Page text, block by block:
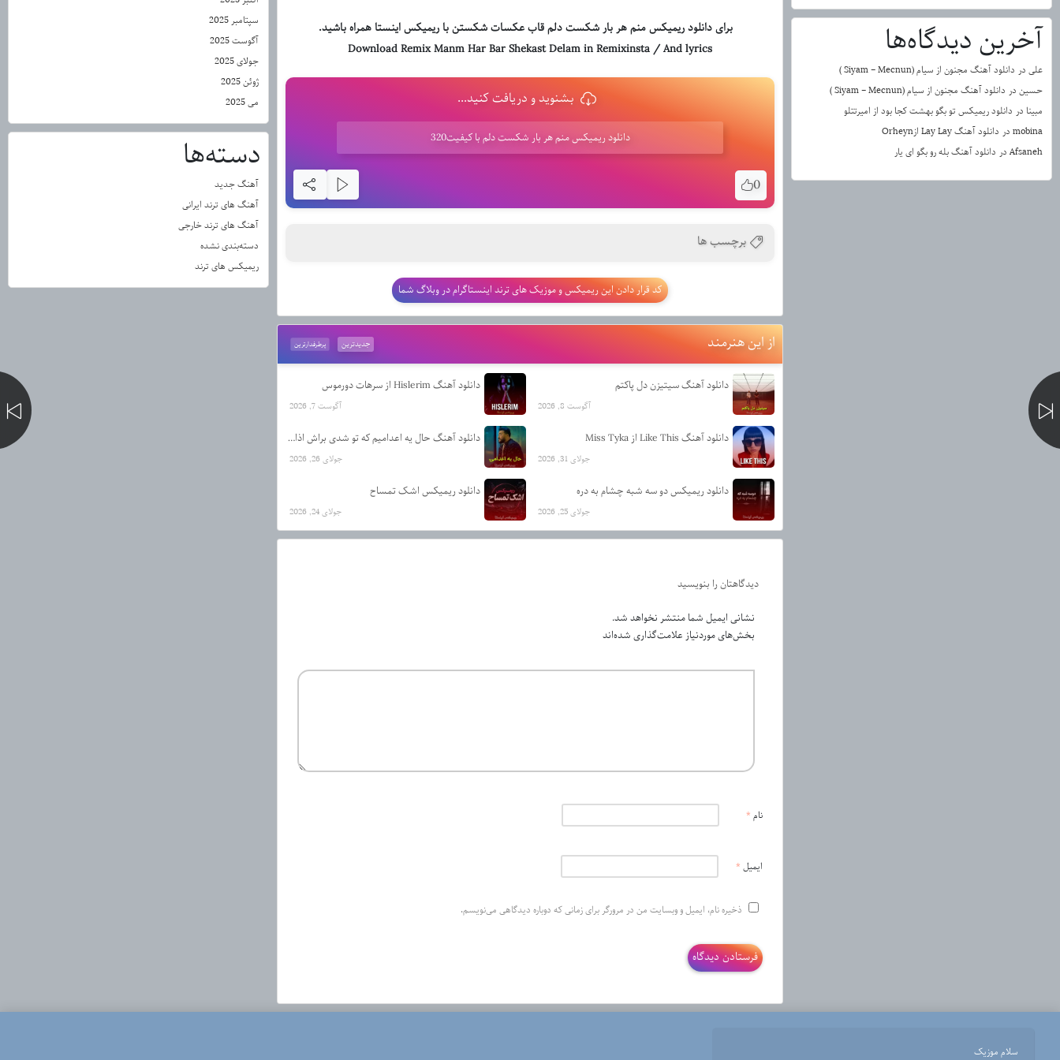
آخرین دیدگاه‌ها
علی در دانلود آهنگ مجنون از سیام (Siyam – Mecnun )
حسین در دانلود آهنگ مجنون از سیام (Siyam – Mecnun )
مبینا در دانلود ریمیکس تو بگو بهشت کجا بود از امیرتتلو
mobina در دانلود آهنگ Lay Lay ازOrheyn
Afsaneh در دانلود آهنگ بله رو بگو ای یار
برای دانلود ریمیکس منم هر بار شکست دلم قاب عکسات شکستن با ریمیکس اینستا همراه باشید.
Download Remix Manm Har Bar Shekast Delam in Remixinsta / And lyrics
بشنوید و دریافت کنید...
دانلود ریمیکس منم هر بار شکست دلم با کیفیت320
0
برچسب ها
کد قرار دادن این ریمیکس و موزیک های ترند اینستاگرام در وبلاگ شما
از این هنرمند پرطرفدارترین جدیدترین
دانلود آهنگ سیتیزن دل پاکتم
آگوست 8, 2026
دانلود آهنگ Hislerim از سرهات دورموس
آگوست 7, 2026
دانلود آهنگ Like This از Miss Tyka
جولای 31, 2026
دانلود آهنگ حال یه اعدامیم که تو شدی براش اذان از رضا کرمی تارا
جولای 26, 2026
دانلود ریمیکس دو سه شبه چشام به دره
جولای 25, 2026
دانلود ریمیکس اشک تمساح
جولای 24, 2026
دیدگاهتان را بنویسید
نشانی ایمیل شما منتشر نخواهد شد.
بخش‌های موردنیاز علامت‌گذاری شده‌اند
نام *
ایمیل *
ذخیره نام، ایمیل و وبسایت من در مرورگر برای زمانی که دوباره دیدگاهی می‌نویسم.
سپتامبر 2025
آگوست 2025
جولای 2025
ژوئن 2025
می 2025
دسته‌ها
آهنگ جدید
آهنگ های ترند ایرانی
آهنگ های ترند خارجی
دسته‌بندی نشده
ریمیکس های ترند
سلام موزیک